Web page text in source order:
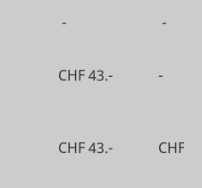
-
-
CHF 43.- -
CHF 43.- CHF